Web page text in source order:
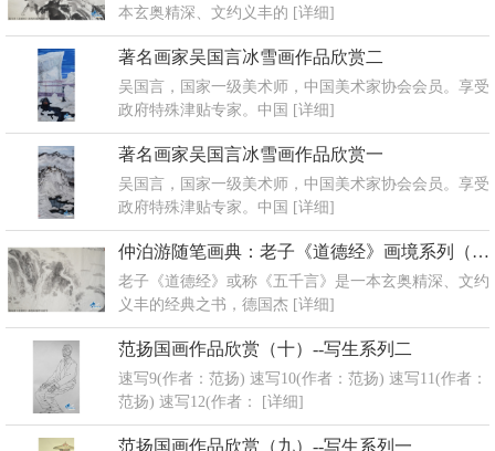
本玄奥精深、文约义丰的 [详细]
著名画家吴国言冰雪画作品欣赏二
吴国言，国家一级美术师，中国美术家协会会员。享受
政府特殊津贴专家。中国 [详细]
著名画家吴国言冰雪画作品欣赏一
吴国言，国家一级美术师，中国美术家协会会员。享受
政府特殊津贴专家。中国 [详细]
仲泊游随笔画典：老子《道德经》画境系列（七）
老子《道德经》或称《五千言》是一本玄奥精深、文约
义丰的经典之书，德国杰 [详细]
范扬国画作品欣赏（十）--写生系列二
速写9(作者：范扬) 速写10(作者：范扬) 速写11(作者：
范扬) 速写12(作者：
[详细]
范扬国画作品欣赏（九）--写生系列一